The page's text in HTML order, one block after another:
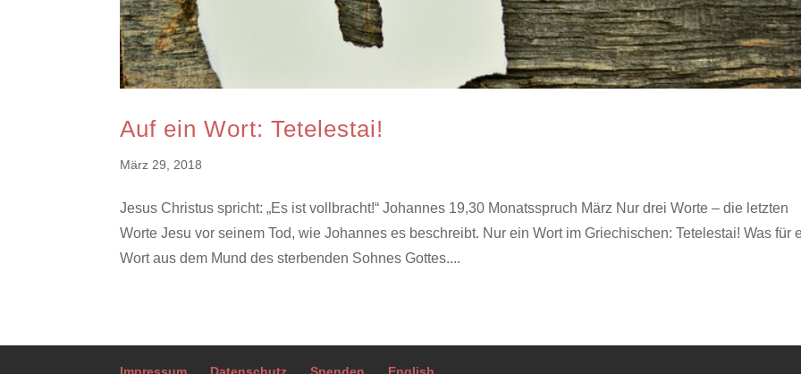
Auf ein Wort: Tetelestai!
März 29, 2018
Jesus Christus spricht: „Es ist vollbracht!“ Johannes 19,30 Monatsspruch März Nur drei Worte – die letzten
Worte Jesu vor seinem Tod, wie Johannes es beschreibt. Nur ein Wort im Griechischen: Tetelestai! Was für
Wort aus dem Mund des sterbenden Sohnes Gottes....